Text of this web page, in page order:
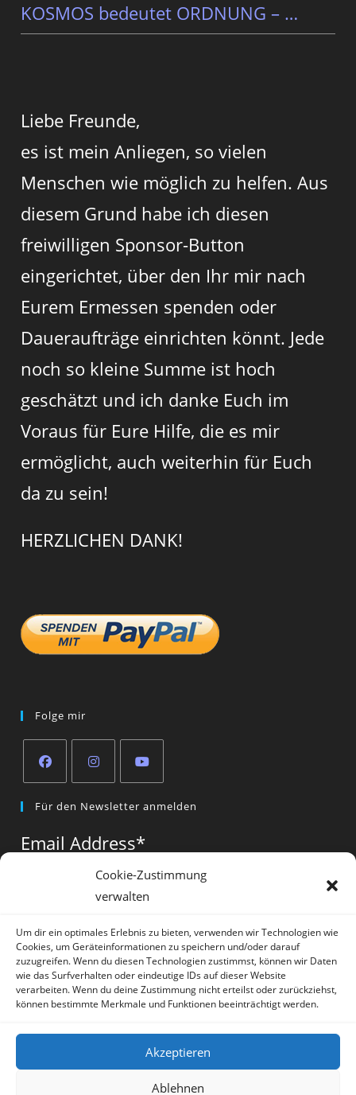
Cookie-Zustimmung
verwalten
Um dir ein optimales Erlebnis zu bieten, verwenden wir Technologien wie
Cookies, um Geräteinformationen zu speichern und/oder darauf
zuzugreifen. Wenn du diesen Technologien zustimmst, können wir Daten
wie das Surfverhalten oder eindeutige IDs auf dieser Website
verarbeiten. Wenn du deine Zustimmung nicht erteilst oder zurückziehst,
können bestimmte Merkmale und Funktionen beeinträchtigt werden.
Akzeptieren
Ablehnen
KOSMOS bedeutet ORDNUNG – …
Liebe Freunde,
es ist mein Anliegen, so vielen
Menschen wie möglich zu helfen. Aus
diesem Grund habe ich diesen
freiwilligen Sponsor-Button
eingerichtet, über den Ihr mir nach
Eurem Ermessen spenden oder
Daueraufträge einrichten könnt. Jede
noch so kleine Summe ist hoch
geschätzt und ich danke Euch im
Voraus für Eure Hilfe, die es mir
ermöglicht, auch weiterhin für Euch
da zu sein!
HERZLICHEN DANK!
Folge mir
in
new
in
new
in
new
tab
Für den Newsletter anmelden
Email Address*
Vorname*